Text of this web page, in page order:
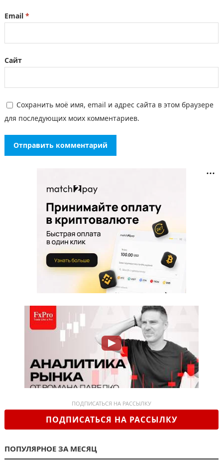
Email *
Сайт
Сохранить моё имя, email и адрес сайта в этом браузере
для последующих моих комментариев.
ПОДПИСАТЬСЯ НА РАССЫЛКУ
ПОДПИСАТЬСЯ НА РАССЫЛКУ
ПОПУЛЯРНОЕ ЗА МЕСЯЦ